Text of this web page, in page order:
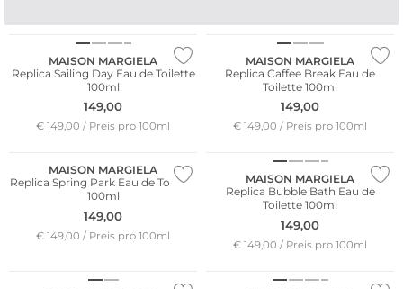
MAISON MARGIELA
Replica Sailing Day Eau de Toilette
100ml
149,00
€ 149,00 / Preis pro 100ml
MAISON MARGIELA
Replica Caffee Break Eau de
Toilette 100ml
149,00
€ 149,00 / Preis pro 100ml
MAISON MARGIELA
Replica Spring Park Eau de Toilette
100ml
149,00
€ 149,00 / Preis pro 100ml
MAISON MARGIELA
Replica Bubble Bath Eau de
Toilette 100ml
149,00
€ 149,00 / Preis pro 100ml